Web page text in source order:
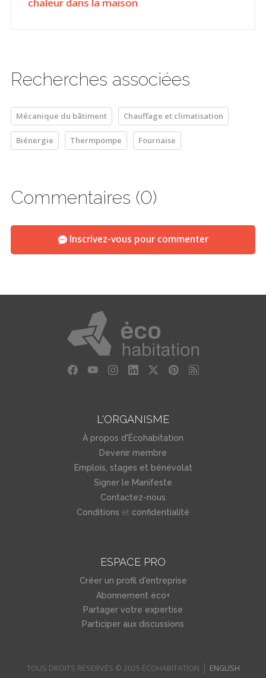
Recherches associées
Mécanique du bâtiment Chauffage et climatisation
Biénergie Thermpompe Fournaise
Commentaires (0)
Inscrivez-vous pour commenter
L'ORGANISME
À propos d'Écohabitation
Devenir membre
Emplois, stages et bénévolat
Signer le Manifeste
Contactez-nous
Conditions et confidentialité
ESPACE PRO
Créer un profil d'entreprise
Abonnement éco+
Partager votre expertise
Participer aux discussions
TOUS DROITS RÉSERVÉS © 2025 ÉCOHABITATION ENGLISH